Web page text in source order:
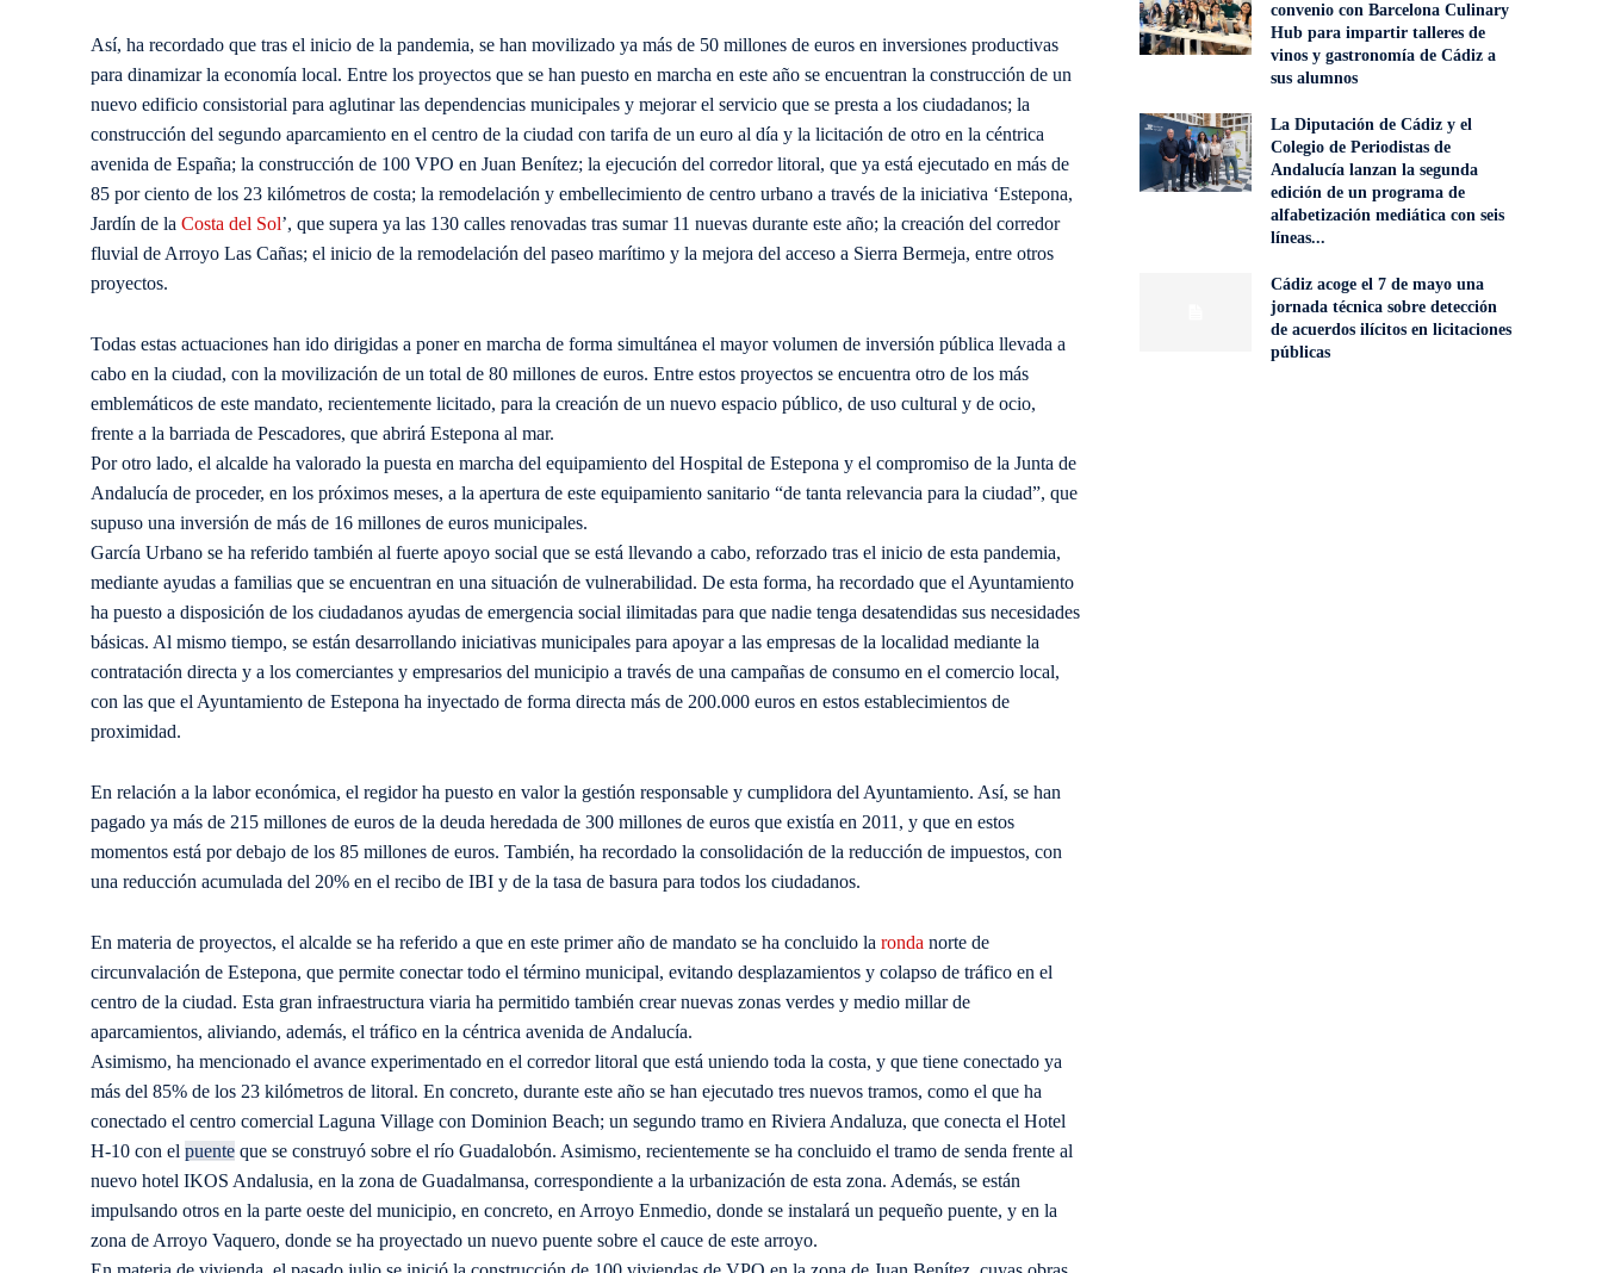
Así, ha recordado que tras el inicio de la pandemia, se han movilizado ya más de 50 millones de euros en inversiones productivas
para dinamizar la economía local. Entre los proyectos que se han puesto en marcha en este año se encuentran la construcción de un
nuevo edificio consistorial para aglutinar las dependencias municipales y mejorar el servicio que se presta a los ciudadanos; la
construcción del segundo aparcamiento en el centro de la ciudad con tarifa de un euro al día y la licitación de otro en la céntrica
avenida de España; la construcción de 100 VPO en Juan Benítez; la ejecución del corredor litoral, que ya está ejecutado en más de
85 por ciento de los 23 kilómetros de costa; la remodelación y embellecimiento de centro urbano a través de la iniciativa ‘Estepona,
Jardín de la Costa del Sol’, que supera ya las 130 calles renovadas tras sumar 11 nuevas durante este año; la creación del corredor
fluvial de Arroyo Las Cañas; el inicio de la remodelación del paseo marítimo y la mejora del acceso a Sierra Bermeja, entre otros
proyectos.
Todas estas actuaciones han ido dirigidas a poner en marcha de forma simultánea el mayor volumen de inversión pública llevada a
cabo en la ciudad, con la movilización de un total de 80 millones de euros. Entre estos proyectos se encuentra otro de los más
emblemáticos de este mandato, recientemente licitado, para la creación de un nuevo espacio público, de uso cultural y de ocio,
frente a la barriada de Pescadores, que abrirá Estepona al mar.
Por otro lado, el alcalde ha valorado la puesta en marcha del equipamiento del Hospital de Estepona y el compromiso de la Junta de
Andalucía de proceder, en los próximos meses, a la apertura de este equipamiento sanitario “de tanta relevancia para la ciudad”, que
supuso una inversión de más de 16 millones de euros municipales.
García Urbano se ha referido también al fuerte apoyo social que se está llevando a cabo, reforzado tras el inicio de esta pandemia,
mediante ayudas a familias que se encuentran en una situación de vulnerabilidad. De esta forma, ha recordado que el Ayuntamiento
ha puesto a disposición de los ciudadanos ayudas de emergencia social ilimitadas para que nadie tenga desatendidas sus necesidades
básicas. Al mismo tiempo, se están desarrollando iniciativas municipales para apoyar a las empresas de la localidad mediante la
contratación directa y a los comerciantes y empresarios del municipio a través de una campañas de consumo en el comercio local,
con las que el Ayuntamiento de Estepona ha inyectado de forma directa más de 200.000 euros en estos establecimientos de
proximidad.
En relación a la labor económica, el regidor ha puesto en valor la gestión responsable y cumplidora del Ayuntamiento. Así, se han
pagado ya más de 215 millones de euros de la deuda heredada de 300 millones de euros que existía en 2011, y que en estos
momentos está por debajo de los 85 millones de euros. También, ha recordado la consolidación de la reducción de impuestos, con
una reducción acumulada del 20% en el recibo de IBI y de la tasa de basura para todos los ciudadanos.
En materia de proyectos, el alcalde se ha referido a que en este primer año de mandato se ha concluido la ronda norte de
circunvalación de Estepona, que permite conectar todo el término municipal, evitando desplazamientos y colapso de tráfico en el
centro de la ciudad. Esta gran infraestructura viaria ha permitido también crear nuevas zonas verdes y medio millar de
aparcamientos, aliviando, además, el tráfico en la céntrica avenida de Andalucía.
Asimismo, ha mencionado el avance experimentado en el corredor litoral que está uniendo toda la costa, y que tiene conectado ya
más del 85% de los 23 kilómetros de litoral. En concreto, durante este año se han ejecutado tres nuevos tramos, como el que ha
conectado el centro comercial Laguna Village con Dominion Beach; un segundo tramo en Riviera Andaluza, que conecta el Hotel
H-10 con el puente que se construyó sobre el río Guadalobón. Asimismo, recientemente se ha concluido el tramo de senda frente al
nuevo hotel IKOS Andalusia, en la zona de Guadalmansa, correspondiente a la urbanización de esta zona. Además, se están
impulsando otros en la parte oeste del municipio, en concreto, en Arroyo Enmedio, donde se instalará un pequeño puente, y en la
zona de Arroyo Vaquero, donde se ha proyectado un nuevo puente sobre el cauce de este arroyo.
convenio con Barcelona Culinary
Hub para impartir talleres de
vinos y gastronomía de Cádiz a
sus alumnos
La Diputación de Cádiz y el
Colegio de Periodistas de
Andalucía lanzan la segunda
edición de un programa de
alfabetización mediática con seis
líneas...
Cádiz acoge el 7 de mayo una
jornada técnica sobre detección
de acuerdos ilícitos en licitaciones
públicas